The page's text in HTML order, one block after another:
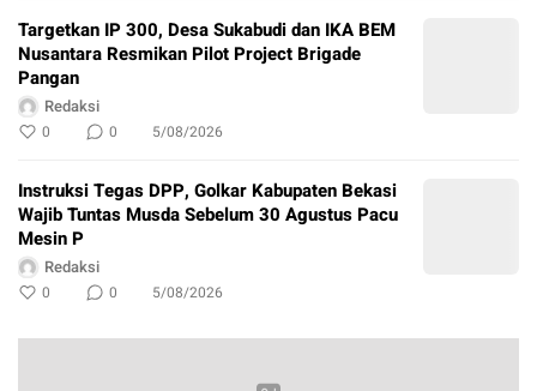
Targetkan IP 300, Desa Sukabudi dan IKA BEM
Nusantara Resmikan Pilot Project Brigade
Pangan
Redaksi
0 0 5/08/2026
Instruksi Tegas DPP, Golkar Kabupaten Bekasi
Wajib Tuntas Musda Sebelum 30 Agustus Pacu
Mesin P
Redaksi
0 0 5/08/2026